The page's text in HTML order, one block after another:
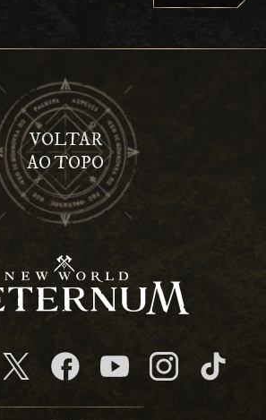
VOLTAR
AO TOPO